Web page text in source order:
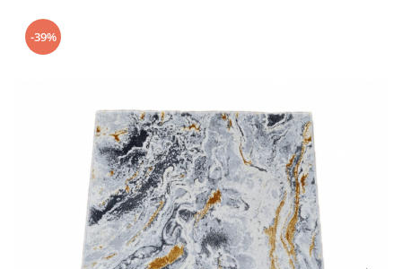
Covoare Dormitor
Covoare Clasice
-39%